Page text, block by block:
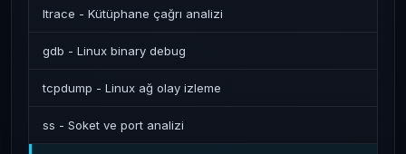
ltrace - Kütüphane çağrı analizi
gdb - Linux binary debug
tcpdump - Linux ağ olay izleme
ss - Soket ve port analizi